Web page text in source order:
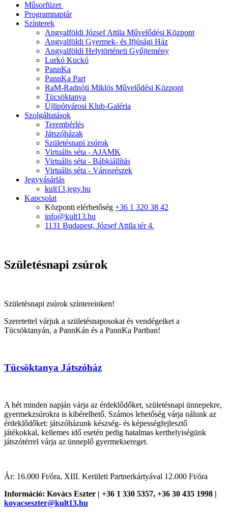
Műsorfüzet
Programnaptár
Színterek
Angyalföldi József Attila Művelődési Központ
Angyalföldi Gyermek- és Ifjúsági Ház
Angyalföldi Helytörténeti Gyűjtemény
Lurkó Kuckó
PannKa
PannKa Part
RaM-Radnóti Miklós Művelődési Központ
Tücsöktanya
Újlipótvárosi Klub-Galéria
Szolgáltatások
Terembérlés
Játszóházak
Születésnapi zsúrok
Virtuális séta - AJAMK
Virtuális séta - Bábkiállítás
Virtuális séta - Városrészek
Jegyvásárlás
kult13.jegy.hu
Kapcsolat
Központi elérhetőség +36 1 320 38 42
info@kult13.hu
1131 Budapest, József Attila tér 4.
Születésnapi zsúrok
Születésnapi zsúrok színtereinken!
Szeretettel várjuk a születésnaposokat és vendégeiket a
Tücsöktanyán, a PannKán és a PannKa Partban!
Tücsöktanya Játszóház
A hét minden napján várja az érdeklődőket, születésnapi ünnepekre,
gyermekzsúrokra is kibérelhető. Számos lehetőség várja nálunk az
érdeklődőket: játszóházunk készség- és képességfejlesztő
játékokkal, kellemes idő esetén pedig hatalmas kerthelyiségünk
játszótérrel várja az ünneplő gyermeksereget.
Ár: 16.000 Ft/óra, XIII. Kerületi Partnerkártyával 12.000 Ft/óra
Információ: Kovács Eszter | +36 1 330 5357, +36 30 435 1998 |
kovacseszter@kult13.hu